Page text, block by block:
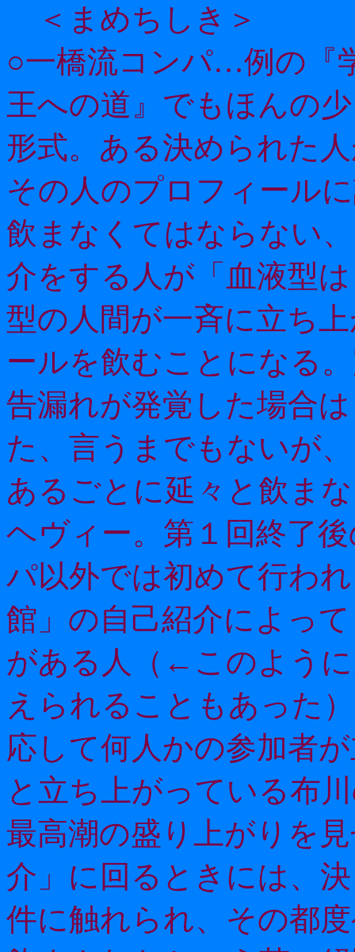
＜まめちしき＞
○一橋流コンパ…例の『
王への道』でもほんの
形式。ある決められた
その人のプロフィール
飲まなくてはならない
介をする人が「血液型
型の人間が一斉に立ち
ールを飲むことになる
告漏れが発覚した場合
た、言うまでもないが
あるごとに延々と飲ま
ヘヴィー。第１回終了
パ以外では初めて行わ
館」の自己紹介によっ
がある人（←このよう
えられることもあった
応して何人かの参加者
と立ち上がっている布
最高潮の盛り上がりを
介」に回るときには、
件に触れられ、その都